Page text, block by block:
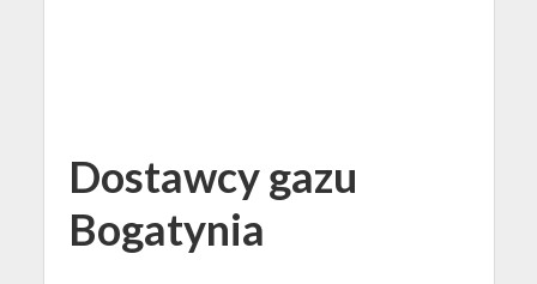
Dostawcy gazu
Bogatynia